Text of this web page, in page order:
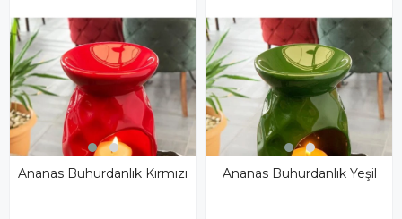
Ananas Buhurdanlık Kırmızı Ananas Buhurdanlık Yeşil